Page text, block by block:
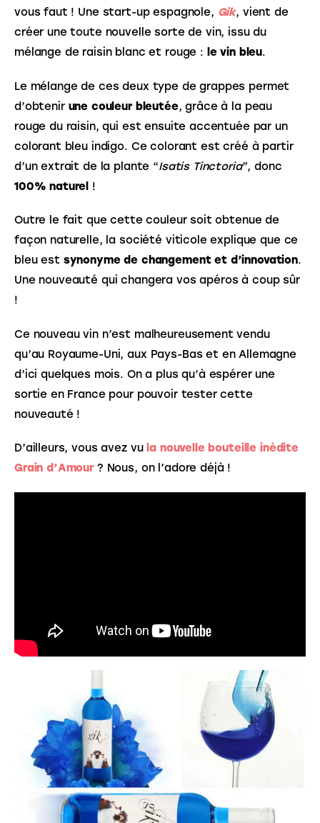
vous faut ! Une start-up espagnole, Gik, vient de
créer une toute nouvelle sorte de vin, issu du
mélange de raisin blanc et rouge : le vin bleu.
Le mélange de ces deux type de grappes permet
d’obtenir une couleur bleutée, grâce à la peau
rouge du raisin, qui est ensuite accentuée par un
colorant bleu indigo. Ce colorant est créé à partir
d’un extrait de la plante “Isatis Tinctoria”, donc
100% naturel !
Outre le fait que cette couleur soit obtenue de
façon naturelle, la société viticole explique que ce
bleu est synonyme de changement et d’innovation.
Une nouveauté qui changera vos apéros à coup sûr
!
Ce nouveau vin n’est malheureusement vendu
qu’au Royaume-Uni, aux Pays-Bas et en Allemagne
d’ici quelques mois. On a plus qu’à espérer une
sortie en France pour pouvoir tester cette
nouveauté !
D’ailleurs, vous avez vu la nouvelle bouteille inédite
Grain d’Amour ? Nous, on l’adore déjà !